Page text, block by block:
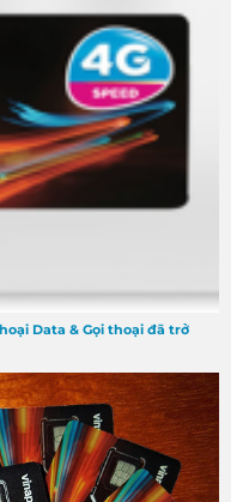
Data & Gọi thoại đã trở